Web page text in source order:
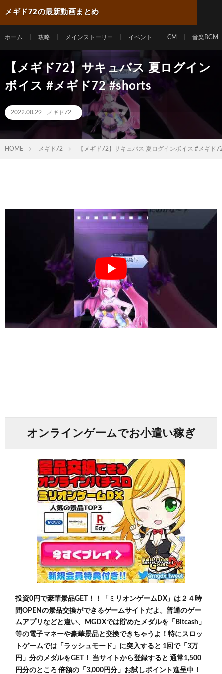
メギド72の最新動画まとめ
ホーム 攻略 メインストーリー イベント CM 音楽BGM
【メギド72】サキュバス 夏ログイン
ボイス #メギド72 #shorts
2022.08.29 メギド72
HOME メギド72 【メギド72】サキュバス 夏ログインボイス #メギド
オンラインゲームでお小遣い稼ぎ
投資0円で豪華景品GET！！「ミリオンゲームDX」は２４時
間OPENの景品交換ができるゲームサイトだよ。普通のゲー
ムアプリなどと違い、MGDXでは貯めたメダルを「Bitcash」
等の電子マネーや豪華景品と交換できちゃうよ！特にスロッ
トゲームでは「ラッシュモード」に突入すると 1回で「3万
円」分のメダルをGET！ 当サイトから登録すると 通常1,500
円分のところ 倍額の「3,000円分」お試しポイント進呈中！